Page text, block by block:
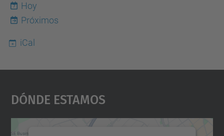
7
Hoy
Próximos
iCal
Dónde Estamos